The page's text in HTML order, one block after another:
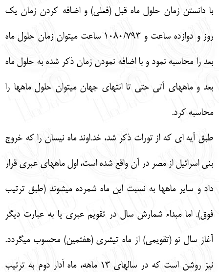
با دانستن زمان حلول ماه قبل (فعلي) و اضافه كردن زمان يك
روز و دوازده ساعت و 1080/793 ساعت ميتوان زمان حلول ماه
بعد را محاسبه نمود و با اضافه نمودن زمان ذكر شده به حلول ماه
بعد و ماههاي آتي حتي تا انتهاي جهان ميتوان حلول ماهها را
محاسبه كرد.
طبق آيه اي كه از تورات ذكر شد، خد.اوند ماه نيسان را كه خروج
بني اسرائيل از مصر در آن واقع شده است، اول ماههاي عبري قرار
داد و ساير ماهها به نسبت اين ماه شمرده ميشوند (طبق ترتيب
فوق). اما مبداء شمارش سال در تقويم عبري يا به عبارت ديگر
آغاز سال نو (تقويمي) از ماه تيشري (هفتمين) محسوب ميگردد.
نيز روشن است كه در سالهاي 13 ماهه، ماه اَدار دوم به ترتيب